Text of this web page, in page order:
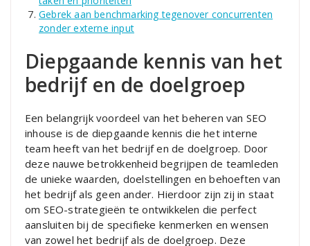
Gebrek aan benchmarking tegenover concurrenten
zonder externe input
Diepgaande kennis van het
bedrijf en de doelgroep
Een belangrijk voordeel van het beheren van SEO
inhouse is de diepgaande kennis die het interne
team heeft van het bedrijf en de doelgroep. Door
deze nauwe betrokkenheid begrijpen de teamleden
de unieke waarden, doelstellingen en behoeften van
het bedrijf als geen ander. Hierdoor zijn zij in staat
om SEO-strategieën te ontwikkelen die perfect
aansluiten bij de specifieke kenmerken en wensen
van zowel het bedrijf als de doelgroep. Deze